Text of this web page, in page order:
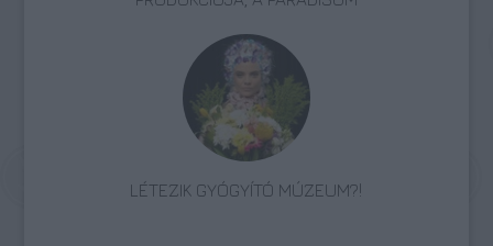
LÉTEZIK GYÓGYÍTÓ MÚZEUM?!